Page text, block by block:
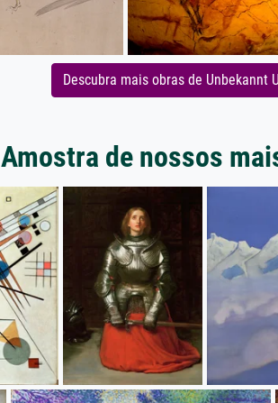
Descubra mais obras de Unbekannt
Amostra de nossos